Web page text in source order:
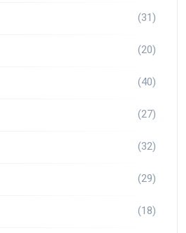
(31)
(20)
(40)
(27)
(32)
(29)
(18)